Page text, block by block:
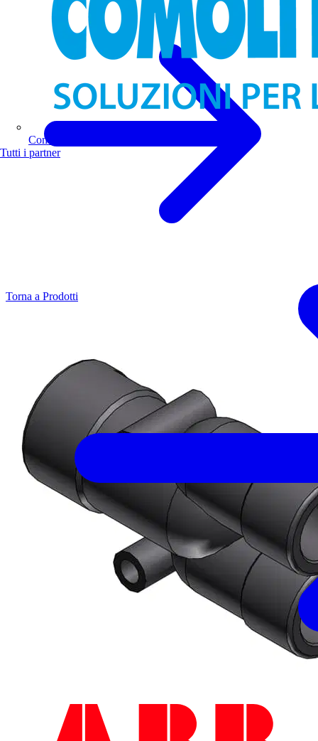
Comoli Ferrari
Tutti i partner
Torna a Prodotti